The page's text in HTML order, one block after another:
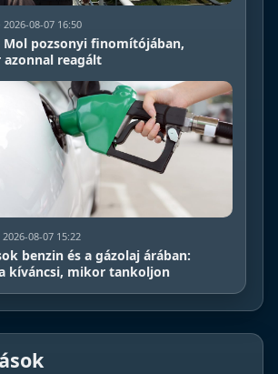
2026-08-07 16:50
pozsonyi finomítójában,
azonnal reagált
08-07 15:22
benzin és a gázolaj árában:
kíváncsi, mikor tankoljon